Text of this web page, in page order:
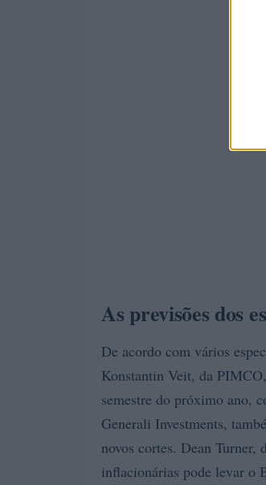
As previsões dos
De acordo com vários
Konstantin Veit, da
semestre do próximo ano,
Generali Investments,
novos cortes. Dean
inflacionárias pode levar o